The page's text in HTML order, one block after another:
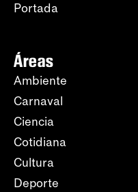
Portada
Áreas
Ambiente
Carnaval
Ciencia
Cotidiana
Cultura
Deporte